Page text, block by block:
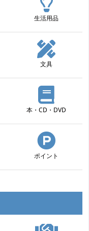
生活用品
文具
本・CD・DVD
ポイント